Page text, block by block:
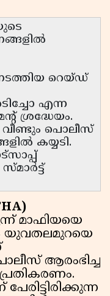
റെയ്ഡ്
എന്ന
ശ്രദ്ധേയം.
പൊലീസ്
കയ്യടി.
മാഫിയയെ
യുവതലമുറയെ
ആരംഭിച്ച